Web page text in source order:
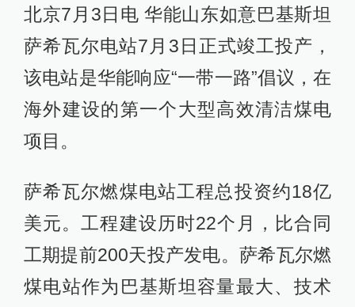
北京7月3日电 华能山东如意巴基斯坦
萨希瓦尔电站7月3日正式竣工投产，
该电站是华能响应“一带一路”倡议，在
海外建设的第一个大型高效清洁煤电
项目。
萨希瓦尔燃煤电站工程总投资约18亿
美元。工程建设历时22个月，比合同
工期提前200天投产发电。萨希瓦尔燃
煤电站作为巴基斯坦容量最大、技术